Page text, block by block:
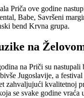
Priča ove godine
Babe, Savršeni
bend Krvna grupa.
na
na Priči su nastupali
Jugoslavije, a
zahvaljujući kvalitetnoj
se svake godine vraća